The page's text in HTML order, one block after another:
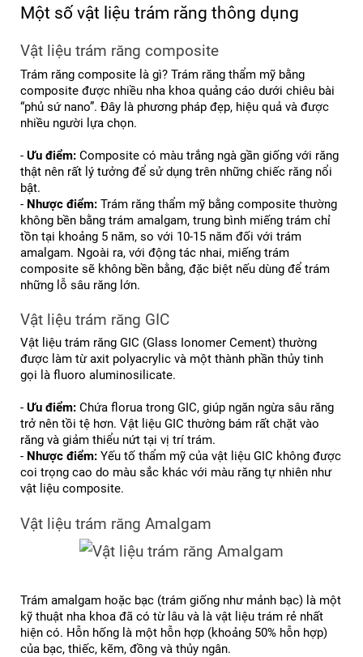
Một số vật liệu trám răng thông dụng
Vật liệu trám răng composite
Trám răng composite là gì? Trám răng thẩm mỹ bằng
composite được nhiều nha khoa quảng cáo dưới chiêu bài
“phủ sứ nano”. Đây là phương pháp đẹp, hiệu quả và được
nhiều người lựa chọn.
- Ưu điểm: Composite có màu trắng ngà gần giống với răng
thật nên rất lý tưởng để sử dụng trên những chiếc răng nổi
bật.
- Nhược điểm: Trám răng thẩm mỹ bằng composite thường
không bền bằng trám amalgam, trung bình miếng trám chỉ
tồn tại khoảng 5 năm, so với 10-15 năm đối với trám
amalgam. Ngoài ra, với động tác nhai, miếng trám
composite sẽ không bền bằng, đặc biệt nếu dùng để trám
những lỗ sâu răng lớn.
Vật liệu trám răng GIC
Vật liệu trám răng GIC (Glass Ionomer Cement) thường
được làm từ axit polyacrylic và một thành phần thủy tinh
gọi là fluoro aluminosilicate.
- Ưu điểm: Chứa florua trong GIC, giúp ngăn ngừa sâu răng
trở nên tồi tệ hơn. Vật liệu GIC thường bám rất chặt vào
răng và giảm thiểu nứt tại vị trí trám.
- Nhược điểm: Yếu tố thẩm mỹ của vật liệu GIC không được
coi trọng cao do màu sắc khác với màu răng tự nhiên như
vật liệu composite.
Vật liệu trám răng Amalgam
Trám amalgam hoặc bạc (trám giống như mảnh bạc) là một
kỹ thuật nha khoa đã có từ lâu và là vật liệu trám rẻ nhất
hiện có. Hỗn hống là một hỗn hợp (khoảng 50% hỗn hợp)
của bạc, thiếc, kẽm, đồng và thủy ngân.